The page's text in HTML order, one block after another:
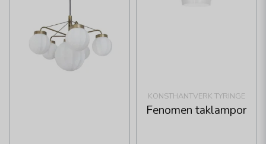
KONSTHANTVERK TYRINGE
Fenomen taklampor